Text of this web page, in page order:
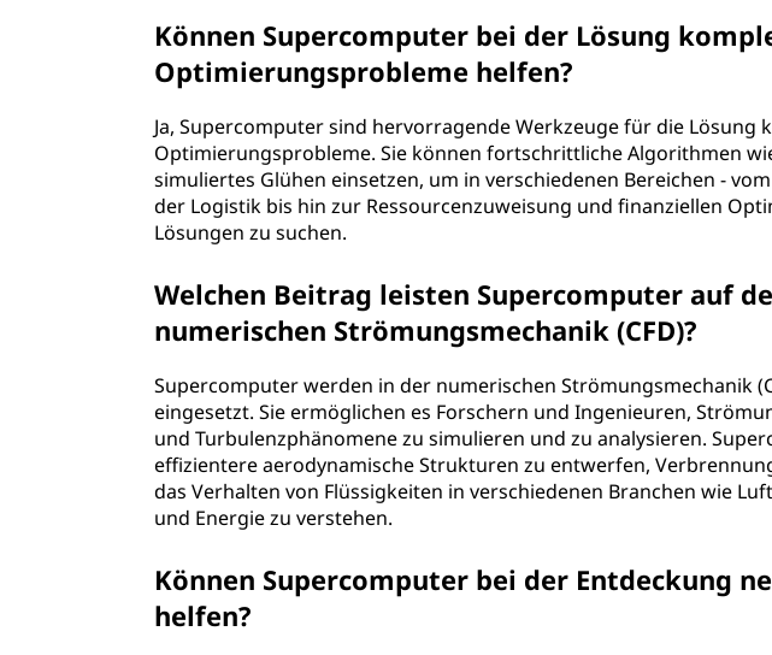
Können Supercomputer bei der Lösung
Optimierungsprobleme helfen?
Ja, Supercomputer sind hervorragende Werkzeuge für die Lösung
Optimierungsprobleme. Sie können fortschrittliche Algorithmen
simuliertes Glühen einsetzen, um in verschiedenen Bereichen -
der Logistik bis hin zur Ressourcenzuweisung und finanziellen
Lösungen zu suchen.
Welchen Beitrag leisten Supercomputer auf
numerischen Strömungsmechanik (CFD)?
Supercomputer werden in der numerischen Strömungsmechanik
eingesetzt. Sie ermöglichen es Forschern und Ingenieuren,
und Turbulenzphänomene zu simulieren und zu analysieren.
effizientere aerodynamische Strukturen zu entwerfen,
das Verhalten von Flüssigkeiten in verschiedenen Branchen wie
und Energie zu verstehen.
Können Supercomputer bei der Entdeckung
helfen?